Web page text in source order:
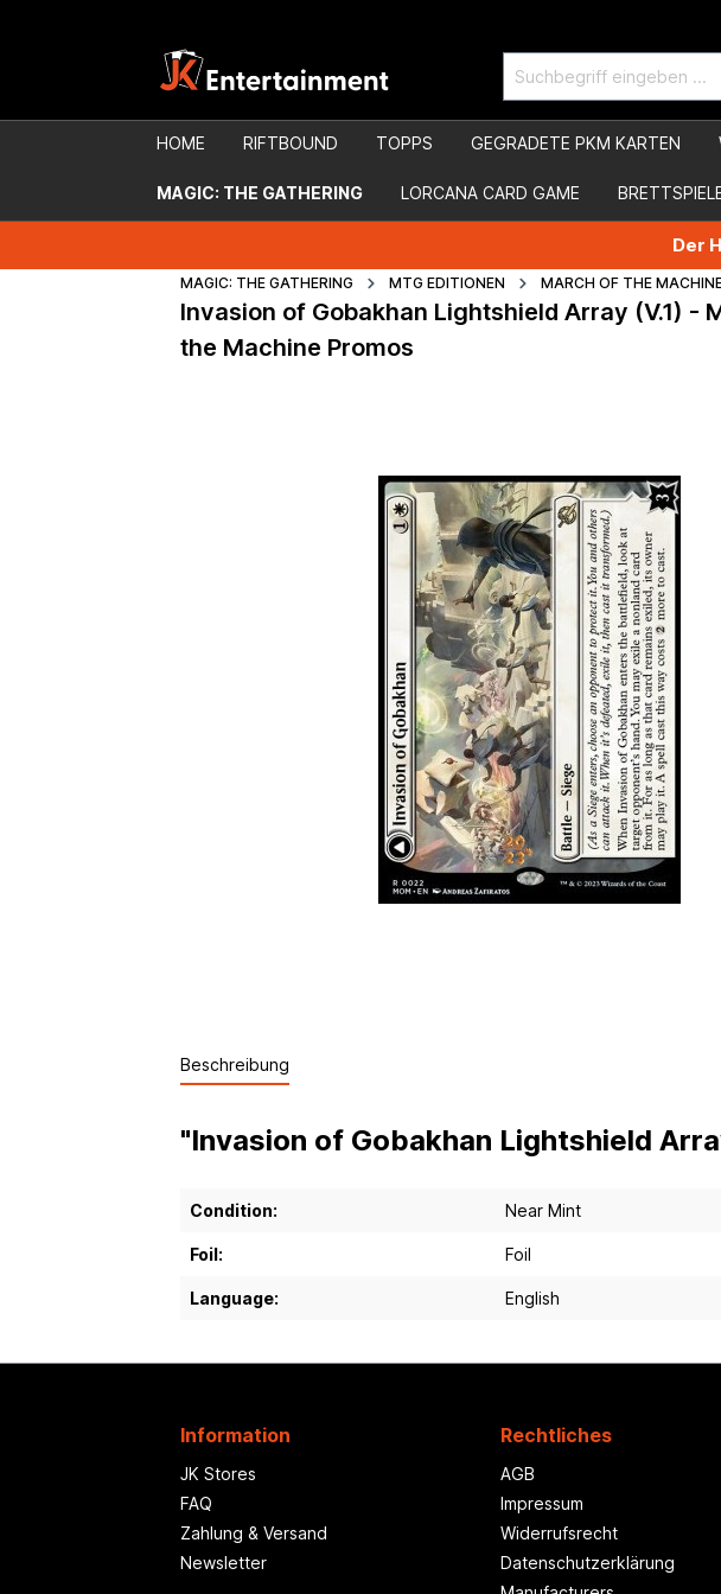
HOME RIFTBOUND TOPPS GEGRADETE PKM KARTEN
MAGIC: THE GATHERING LORCANA CARD GAME
Der
MAGIC: THE GATHERING MTG EDITIONEN MARCH OF THE
Invasion of Gobakhan Lightshield Array (V.1) -
the Machine Promos
Beschreibung
"Invasion of Gobakhan Lightshield
Condition: Near Mint
Foil: Foil
Language: English
Information
JK Stores
FAQ
Zahlung & Versand
Newsletter
Rechtliches
AGB
Impressum
Widerrufsrecht
Datenschutzerklärung